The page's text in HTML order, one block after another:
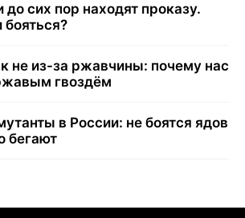
до сих пор находят проказу.
бояться?
не из-за ржавчины: почему нас
гвоздём
в России: не боятся ядов
бегают